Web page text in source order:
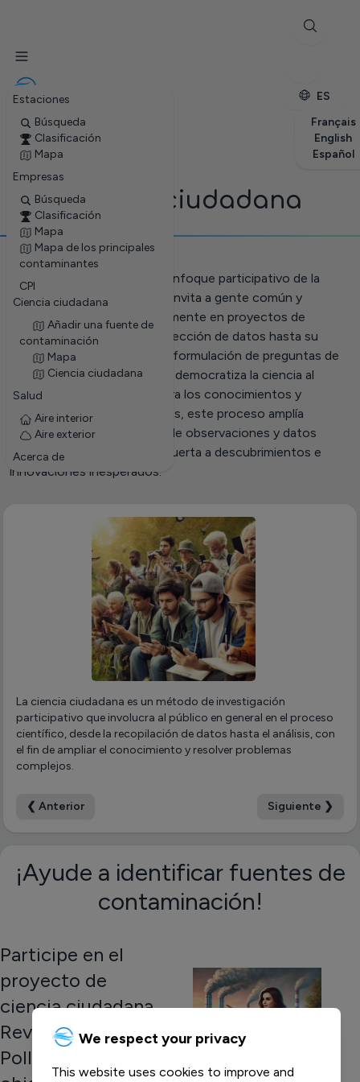
Estaciones
Búsqueda
Clasificación
Mapa
Empresas
Búsqueda
Clasificación
Mapa
Mapa de los principales
contaminantes
CPI
Ciencia ciudadana
Añadir una fuente de
contaminación
Mapa
Ciencia ciudadana
Salud
Aire interior
Aire exterior
Acerca de
ES
Français
English
Español
Ciencia ciudadana
La ciencia ciudadana es un enfoque participativo de la
investigación científica que invita a gente común y
corriente a contribuir activamente en proyectos de
investigación, desde la recolección de datos hasta su
análisis y, a veces, incluso la formulación de preguntas de
investigación. Este enfoque democratiza la ciencia al
hacerla más accesible y valora los conocimientos y
habilidades de todos. Además, este proceso amplía
significativamente el rango de observaciones y datos
disponibles, abriendo así la puerta a descubrimientos e
innovaciones inesperados.
La ciencia ciudadana es un método de investigación
participativo que involucra al público en general en el proceso
científico, desde la recopilación de datos hasta el análisis, con
el fin de ampliar el conocimiento y resolver problemas
complejos.
❮ Anterior Siguiente ❯
¡Ayude a identificar fuentes de
contaminación!
Participe en el
proyecto de
ciencia ciudadana
RevolvAir
Pollution, cuyo
We respect your privacy
This website uses cookies to improve and